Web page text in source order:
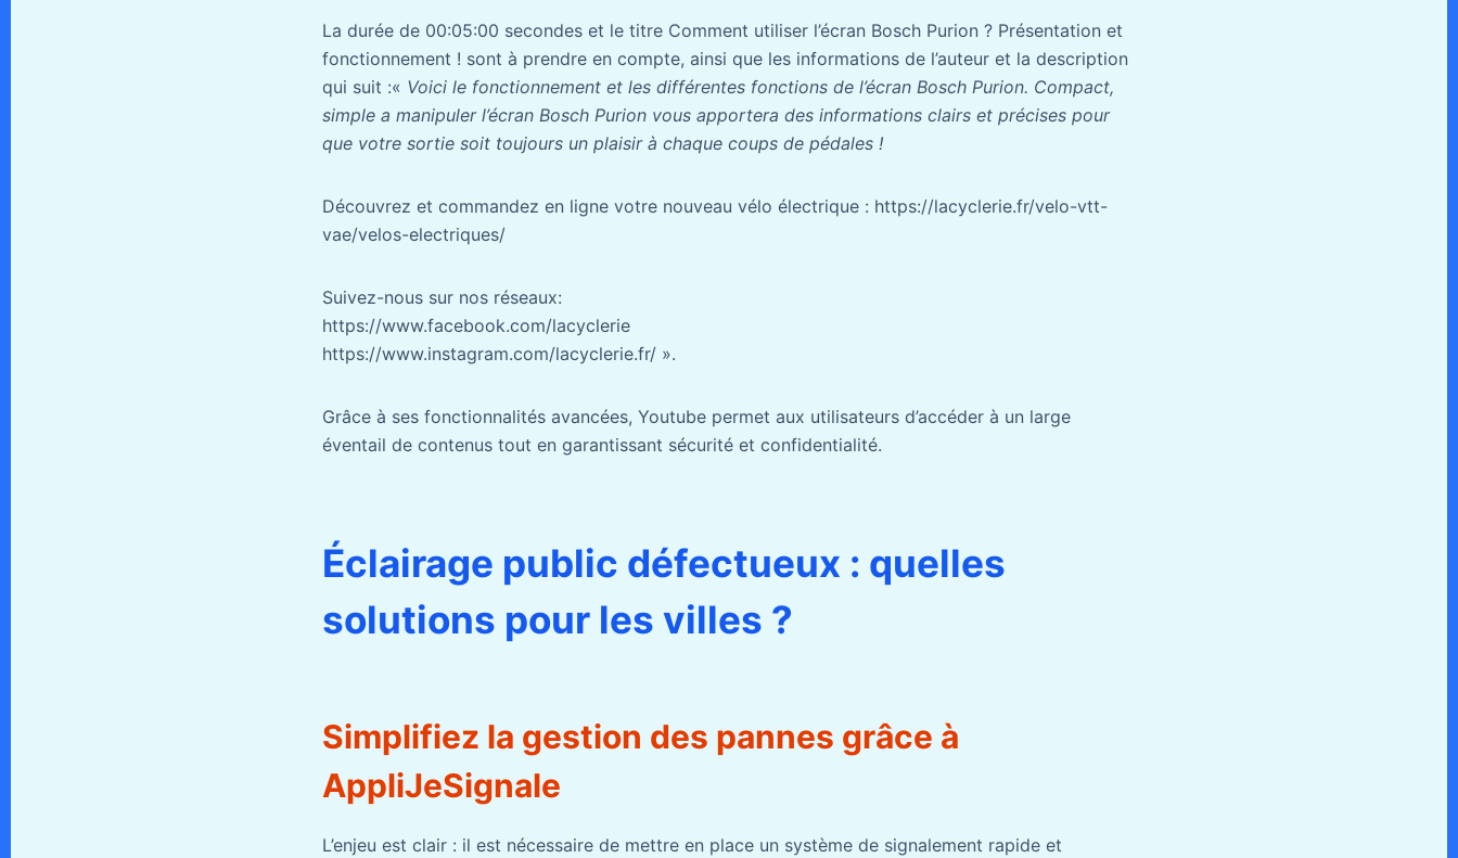
La durée de 00:05:00 secondes et le titre Comment utiliser l’écran Bosch Purion ? Présentation et
fonctionnement ! sont à prendre en compte, ainsi que les informations de l’auteur et la description
qui suit :« Voici le fonctionnement et les différentes fonctions de l’écran Bosch Purion. Compact,
simple a manipuler l’écran Bosch Purion vous apportera des informations clairs et précises pour
que votre sortie soit toujours un plaisir à chaque coups de pédales !
Découvrez et commandez en ligne votre nouveau vélo électrique : https://lacyclerie.fr/velo-vtt-
vae/velos-electriques/
Suivez-nous sur nos réseaux:
https://www.facebook.com/lacyclerie
https://www.instagram.com/lacyclerie.fr/ ».
Grâce à ses fonctionnalités avancées, Youtube permet aux utilisateurs d’accéder à un large
éventail de contenus tout en garantissant sécurité et confidentialité.
Éclairage public défectueux : quelles
solutions pour les villes ?
Simplifiez la gestion des pannes grâce à
AppliJeSignale
L’enjeu est clair : il est nécessaire de mettre en place un système de signalement rapide et